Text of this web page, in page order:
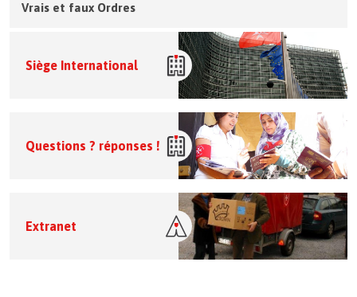
Vrais et faux Ordres
Siège International
Questions ? réponses !
Extranet